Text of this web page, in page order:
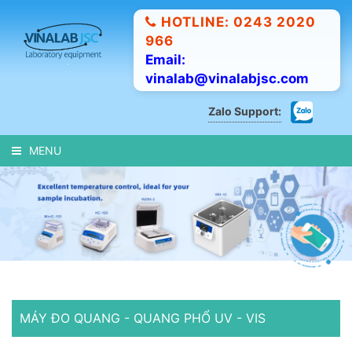
HOTLINE: 0243 2020
966
Email:
vinalab@vinalabjsc.com
Zalo Support:
MENU
MÁY ĐO QUANG - QUANG PHỔ UV - VIS